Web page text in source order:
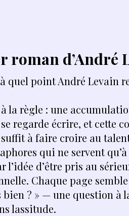
quel point André Levain
la règle : une
regarde écrire, et cette
à faire croire au
qui ne servent
l’idée d’être pris au
Chaque page
bien ? » — une question à
lassitude.
roman d’André